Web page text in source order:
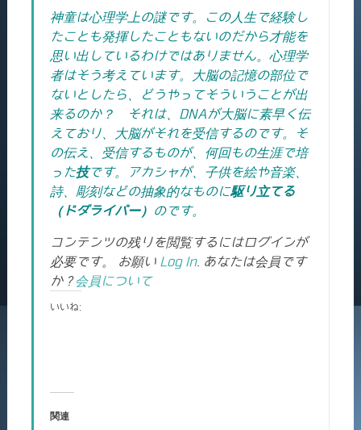
神童は心理学上の謎です。この人生で経験し
たことも発揮したこともないのだから才能を
思い出しているわけではありません。心理学
者はそう考えています。大脳の記憶の部位で
ないとしたら、どうやってそういうことが出
来るのか？ それは、DNAが大脳に素早く伝
えており、大脳がそれを受信するのです。そ
の伝え、受信するものが、何回もの生涯で培
った技です。アカシャが、子供を絵や音楽、
詩、彫刻などの抽象的なものに駆り立てる
（ドダライバー）
のです。
コンテンツの残りを閲覧するにはログインが
必要です。 お願い Log In. あなたは会員です
か ?会員について
いいね:
関連